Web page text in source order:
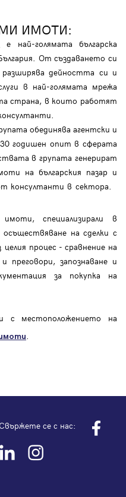
ИМОТИ:
голямата българска
От създаването си
дейността си и
в най-голямата мрежа
страна, в които работят
обединява агентски и
годишен опит в сферата
в групата генерират
на българския пазар и
консултанти в сектора.
специализирали в
на сделки с
процес - сравнение на
преговори, запознаване и
за покупка на
с местоположението на
.
Свържете се с нас: